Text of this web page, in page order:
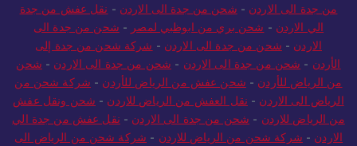
من جدة الى الاردن - شحن من جدة الى الاردن - نقل عفش من جدة
الي الاردن - شحن بري من ابوظبي لمصر - شحن من جدة الى
الاردن - شحن من جدة الى الاردن - شركة شحن من جدة إلى
الأردن - شحن من جدة الى الاردن - شحن من جدة الى الاردن - شحن
من الرياض للأردن - شحن عفش من الرياض للأردن - شركة شحن من
الرياض الى الاردن - نقل العفش من الرياض للاردن - شحن ونقل عفش
من الرياض للاردن - شحن من جدة الى الاردن - نقل عفش من جدة الي
الاردن - شركة شحن من الرياض للاردن - شركة شحن من الرياض الى